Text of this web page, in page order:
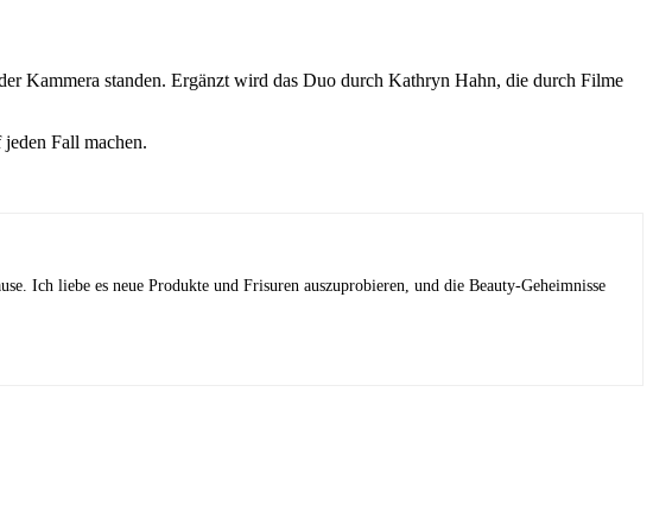
Kammera standen. Ergänzt wird das Duo durch Kathryn Hahn, die durch Filme
Fall machen.
Ich liebe es neue Produkte und Frisuren auszuprobieren, und die Beauty-Geheimnisse